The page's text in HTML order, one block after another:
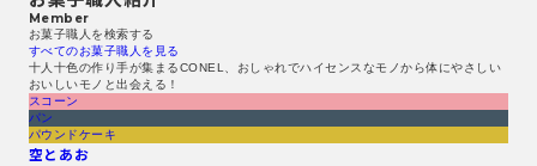
Member
お菓子職人を検索する​
すべてのお菓子職人を見る​
十人十色の作り手が集まるCONEL、おしゃれでハイセンスなモノから体にやさしい
おいしいモノと出会える！
スコーン
パン
パウンドケーキ
空とあお